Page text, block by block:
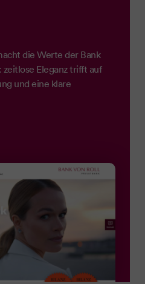
die Werte der Bank
Eleganz trifft auf
und eine klare